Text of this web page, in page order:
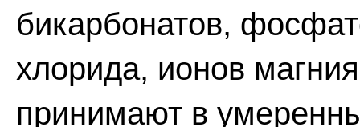
бикарбонатов,
хлорида, ионов
принимают в